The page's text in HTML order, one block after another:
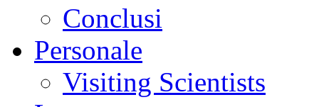
Conclusi
Personale
Visiting Scientists